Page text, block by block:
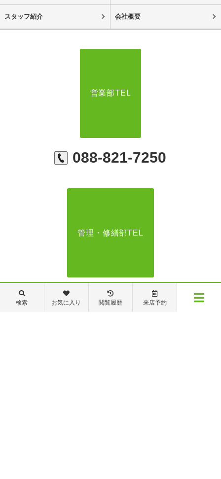
スタッフ紹介 会社概要
営業部TEL
088-821-7250
管理・修繕部TEL
088-821-7272
検索 お気に入り 閲覧履歴 来店予約